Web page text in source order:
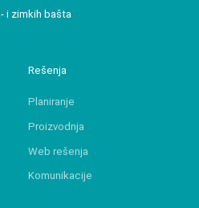
i zimkih bašta
Rešenja
Planiranje
Proizvodnja
Web rešenja
Komunikacije